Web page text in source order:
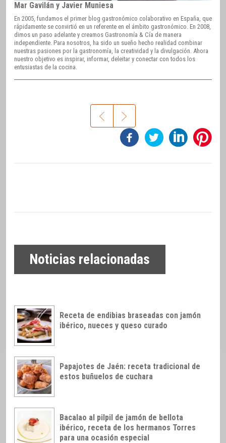
Mar Gavilán y Javier Muniesa
En 2005, fundamos el primer blog gastronómico colaborativo en España, que
rápidamente se convirtió en un referente en el ámbito gastronómico. En 2008,
dimos un paso adelante y creamos Gastronomía & Cía de manera
independiente. Para nosotros, ha sido un sueño hecho realidad combinar
nuestras pasiones por la gastronomía, la creatividad y la divulgación. Ahora
nuestro objetivo es inspirar, informar, deleitar y conectar con todos los
entusiastas de la cocina.
Noticias relacionadas
Receta de endibias braseadas con jamón
ibérico, nueces y queso curado
Papajotes de Jaén: receta tradicional de
estos buñuelos de cuchara
Bacalao al pilpil de jamón de bellota
ibérico, receta de los hermanos Torres
para una ocasión especial